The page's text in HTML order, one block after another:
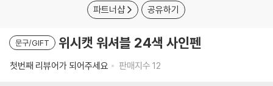
파트너샵 공유하기
문구/GIFT 위시캣 워셔블 24색 사인펜
첫번째 리뷰어가 되어주세요 판매지수 12